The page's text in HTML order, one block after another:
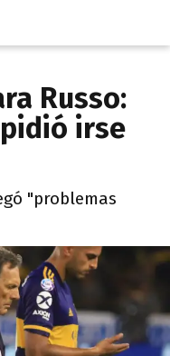
Russo:
irse
"problemas